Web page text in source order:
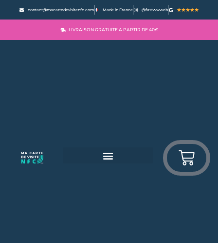
contact@macartedevisitenfc.com Made in France @fastwwweb
LIVRAISON GRATUITE A PARTIR DE 40€